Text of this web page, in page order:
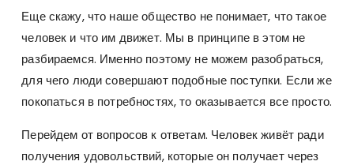
Еще скажу, что наше общество не понимает, что такое
человек и что им движет. Мы в принципе в этом не
разбираемся. Именно поэтому не можем разобраться,
для чего люди совершают подобные поступки. Если же
покопаться в потребностях, то оказывается все просто.
Перейдем от вопросов к ответам. Человек живёт ради
получения удовольствий, которые он получает через